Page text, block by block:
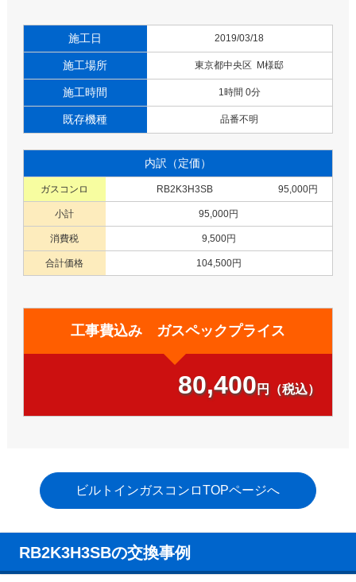
施工日 2019/03/18
施工場所 東京都中央区 M様邸
施工時間 1時間 0分
既存機種 品番不明
内訳（定価）
ガスコンロ RB2K3H3SB 95,000円
小計 95,000円
消費税 9,500円
合計価格 104,500円
工事費込み ガスペックプライス
80,400円（税込）
ビルトインガスコンロTOPページへ
RB2K3H3SBの交換事例